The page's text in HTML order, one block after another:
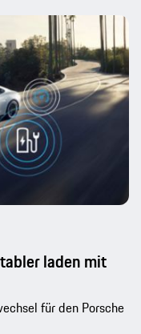
laden mit
für den Porsche